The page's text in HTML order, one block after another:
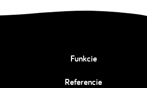
Funkcie
Referencie